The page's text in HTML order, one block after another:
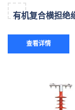
有机复合横担绝
查看详情